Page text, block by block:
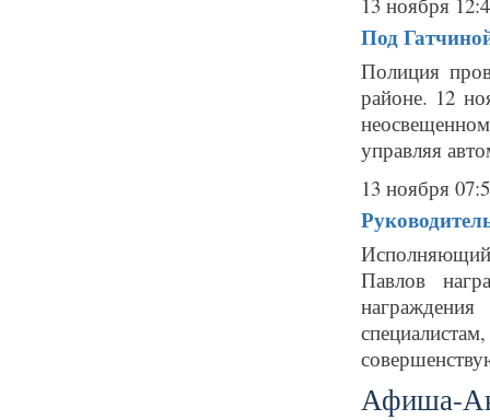
Под
Полиция
районе. 12
управляя
13 ноября
Павлов
Афиша-